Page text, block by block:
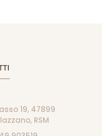
19, 47899
RSM